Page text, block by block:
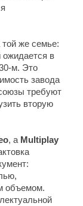
той же семье:
ожидается в
м. Это
завода
требуют
вторую
, а Multiplay
объемом.